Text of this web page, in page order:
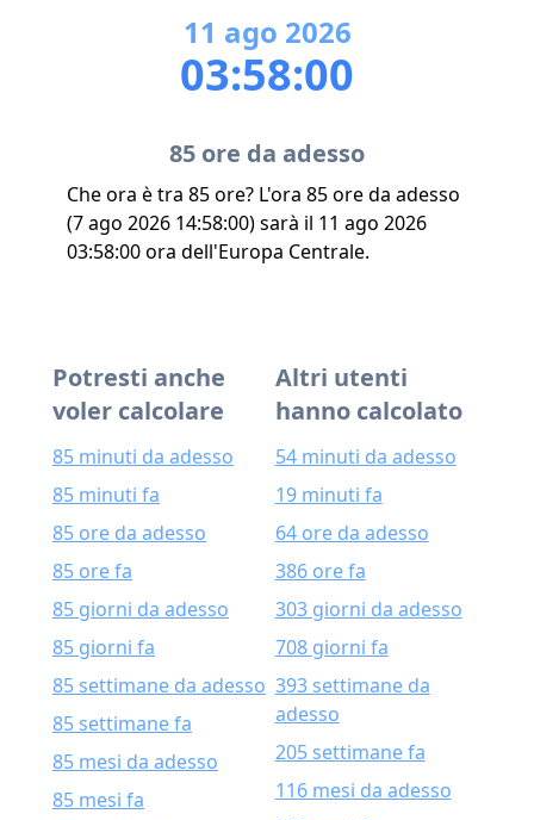
11 ago 2026
03:58:00
85 ore da adesso
Che ora è tra 85 ore? L'ora 85 ore da adesso
(7 ago 2026 14:58:00) sarà il 11 ago 2026
03:58:00 ora dell'Europa Centrale.
Potresti anche
voler calcolare
85 minuti da adesso
85 minuti fa
85 ore da adesso
85 ore fa
85 giorni da adesso
85 giorni fa
85 settimane da adesso
85 settimane fa
85 mesi da adesso
85 mesi fa
Altri utenti
hanno calcolato
54 minuti da adesso
19 minuti fa
64 ore da adesso
386 ore fa
303 giorni da adesso
708 giorni fa
393 settimane da
adesso
205 settimane fa
116 mesi da adesso